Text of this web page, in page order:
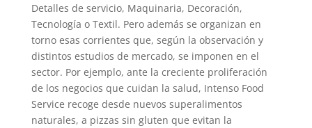
Detalles de servicio, Maquinaria, Decoración,
Tecnología o Textil. Pero además se organizan en
torno esas corrientes que, según la observación y
distintos estudios de mercado, se imponen en el
sector. Por ejemplo, ante la creciente proliferación
de los negocios que cuidan la salud, Intenso Food
Service recoge desde nuevos superalimentos
naturales, a pizzas sin gluten que evitan la